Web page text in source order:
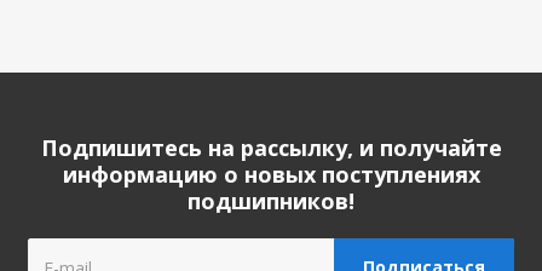
Подпишитесь на рассылку, и получайте
информацию о новых поступлениях
подшипников!